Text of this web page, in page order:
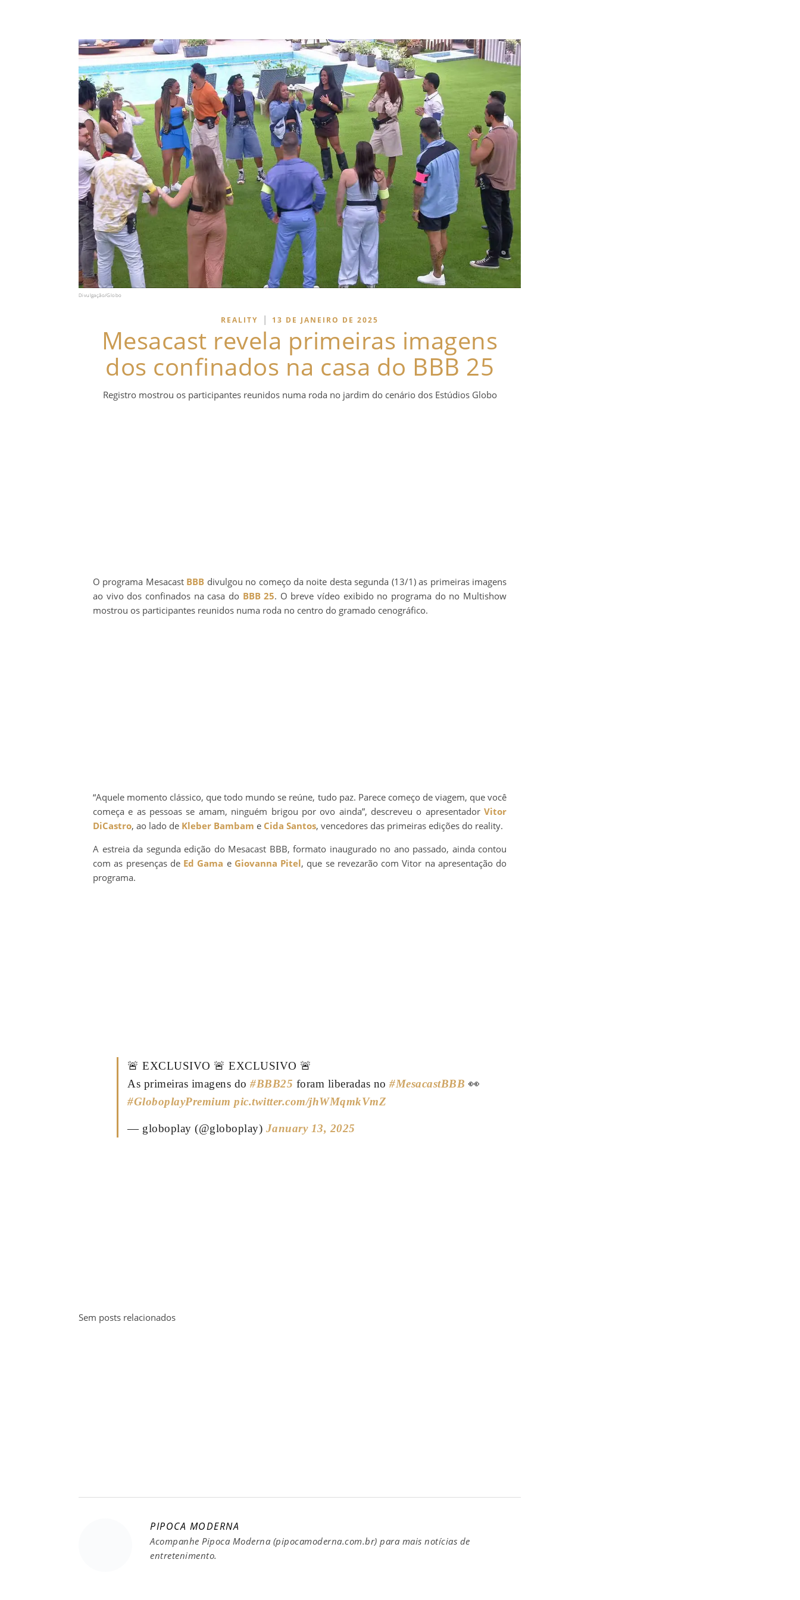
Divulgação/Globo
REALITY | 13 DE JANEIRO DE 2025
Mesacast revela primeiras imagens
dos confinados na casa do BBB 25
Registro mostrou os participantes reunidos numa roda no jardim do cenário dos Estúdios Globo
O programa Mesacast BBB divulgou no começo da noite desta segunda (13/1) as primeiras imagens
ao vivo dos confinados na casa do BBB 25. O breve vídeo exibido no programa do no Multishow
mostrou os participantes reunidos numa roda no centro do gramado cenográfico.
“Aquele momento clássico, que todo mundo se reúne, tudo paz. Parece começo de viagem, que você
começa e as pessoas se amam, ninguém brigou por ovo ainda”, descreveu o apresentador Vitor
DiCastro, ao lado de Kleber Bambam e Cida Santos, vencedores das primeiras edições do reality.
A estreia da segunda edição do Mesacast BBB, formato inaugurado no ano passado, ainda contou
com as presenças de Ed Gama e Giovanna Pitel, que se revezarão com Vitor na apresentação do
programa.
🚨 EXCLUSIVO 🚨 EXCLUSIVO 🚨
As primeiras imagens do #BBB25 foram liberadas no #MesacastBBB 👀
#GloboplayPremium pic.twitter.com/jhWMqmkVmZ
— globoplay (@globoplay) January 13, 2025
Sem posts relacionados
PIPOCA MODERNA
Acompanhe Pipoca Moderna (pipocamoderna.com.br) para mais notícias de
entretenimento.